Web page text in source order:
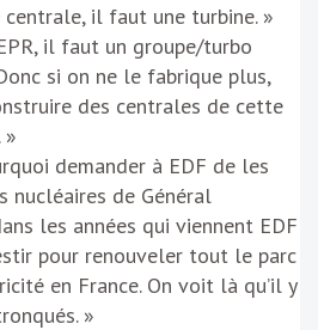
il faut une turbine. »
il faut un groupe/turbo
si on ne le fabrique plus,
des centrales de cette
»
demander à EDF de les
nucléaires de Général
les années qui viennent EDF
pour renouveler tout le parc
en France. On voit là qu’il y
»